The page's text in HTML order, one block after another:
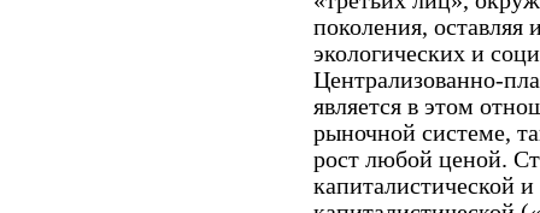
поколения, оставляя
экологических и
Централизованно-
является в этом
рыночной системе,
рост любой ценой.
капиталистической и